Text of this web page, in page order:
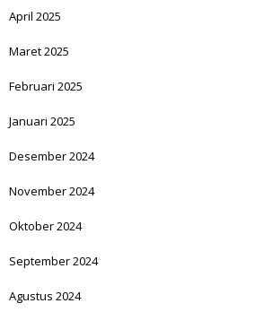
April 2025
Maret 2025
Februari 2025
Januari 2025
Desember 2024
November 2024
Oktober 2024
September 2024
Agustus 2024